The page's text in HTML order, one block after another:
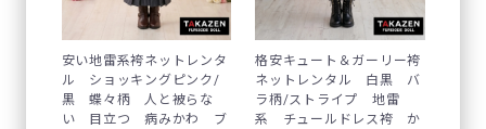
安い地雷系袴ネットレンタ
ル ショッキングピンク/
黒 蝶々柄 人と被らな
い 目立つ 病みかわ ブ
格安キュート＆ガーリー袴
ネットレンタル 白黒 バ
ラ柄/ストライプ 地雷
系 チュールドレス袴 か